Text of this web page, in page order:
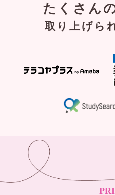
たくさん
取り上げら